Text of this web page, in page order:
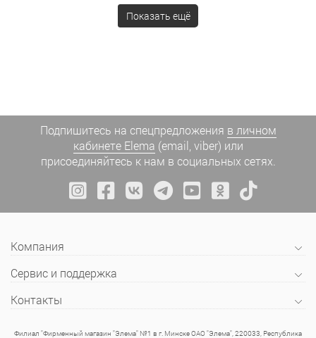
Показать ещё
Подпишитесь на спецпредложения в личном
кабинете Elema (email, viber) или
присоединяйтесь к нам в социальных сетях.
Компания
Сервис и поддержка
Контакты
Филиал "Фирменный магазин "Элема" №1 в г. Минске ОАО "Элема", 220033, Республика